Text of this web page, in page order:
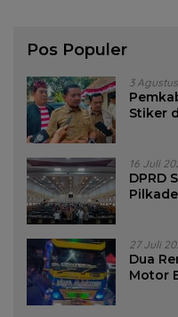
Pos Populer
3
Stiker
16 Juli
DPRD
27 Juli
Dua
Motor